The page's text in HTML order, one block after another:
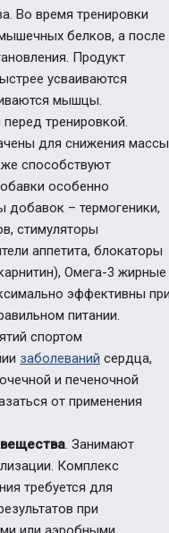
Во время тренировки
белков, а после
Продукт
усваиваются
мышцы.
тренировкой.
для снижения массы
способствуют
особенно
добавок – термогеники,
стимуляторы
аппетита, блокаторы
Омега-3 жирные
эффективны
питании.
спортом
заболеваний сердца,
и печеночной
от применения
. Занимают
Комплекс
требуется для
при